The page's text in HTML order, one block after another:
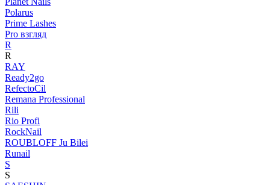
Polarus
Prime Lashes
Pro взгляд
R
R
RAY
Ready2go
RefectoCil
Remana Professional
Rili
Rio Profi
RockNail
ROUBLOFF Ju Bilei
Runail
S
S